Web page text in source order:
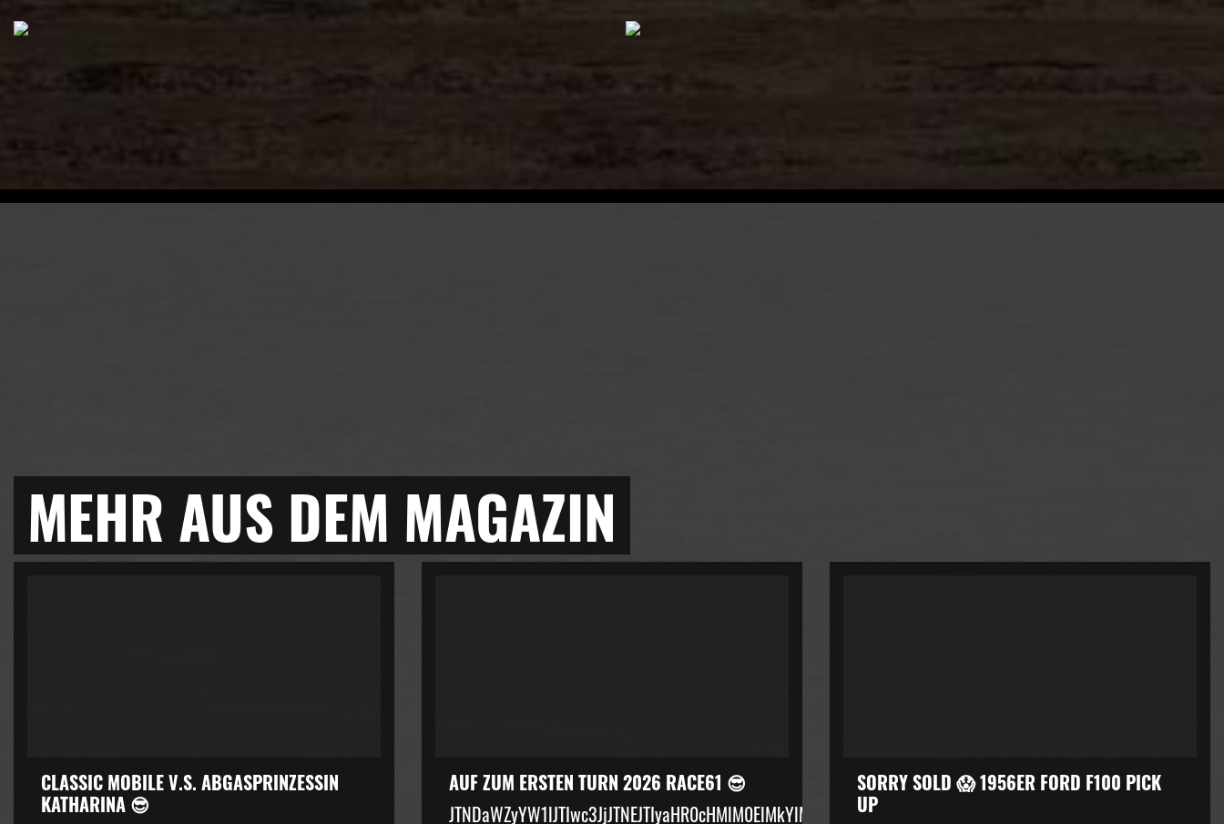
MEHR AUS DEM MAGAZIN
CLASSIC MOBILE V.S. ABGASPRINZESSIN
KATHARINA 😎
AUF ZUM ERSTEN TURN 2026 RACE61 😎
SORRY SOLD 😱 1956ER FORD F100 PICK
UP